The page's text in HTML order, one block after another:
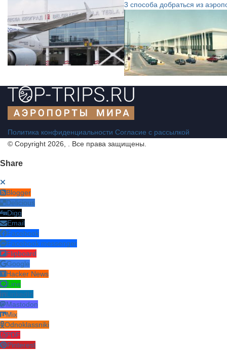
3 способа добраться из
Политика конфиденциальности Согласие с рассылкой
© Copyright 2026, . Все права защищены.
Share
Blogger
Delicious
Digg
Email
Facebook
Facebook messenger
Flipboard
Google
Hacker News
Line
LinkedIn
Mastodon
Mix
Odnoklassniki
PDF
Pinterest